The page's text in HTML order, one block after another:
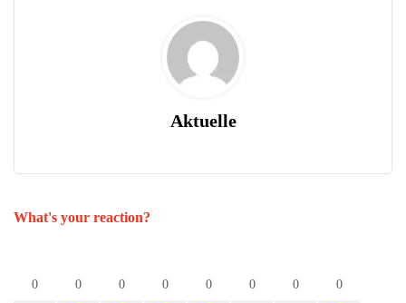
Aktuelle
What's your reaction?
0 0 0 0 0 0 0 0